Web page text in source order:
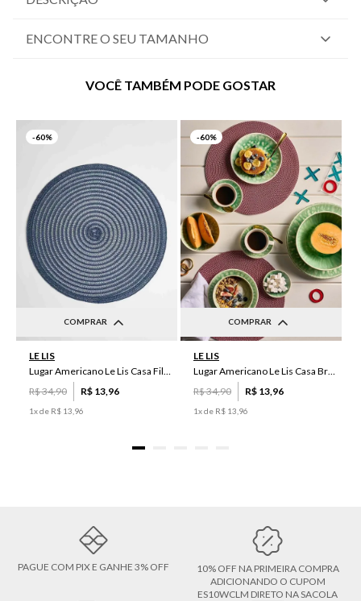
ENCONTRE O SEU TAMANHO
VOCÊ TAMBÉM PODE GOSTAR
-60%
COMPRAR
LE LIS
Lugar Americano Le Lis Casa Filipa
R$34,90 R$ 13 96
1x de R$ 13 96
-60%
COMPRAR
LE LIS
Lugar Americano Le Lis Casa Brenda
R$34,90 R$ 13 96
1x de R$ 13 96
PAGUE COM PIX E GANHE 3% OFF
10% OFF NA PRIMEIRA COMPRA
ADICIONANDO O CUPOM
ES10WCLM DIRETO NA SACOLA